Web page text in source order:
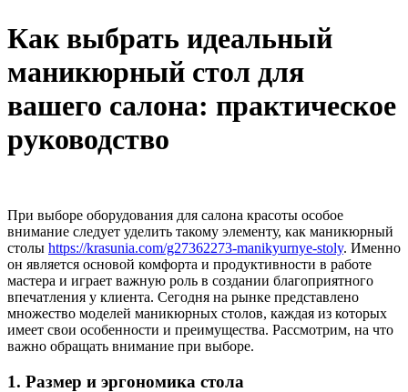
Как выбрать идеальный
маникюрный стол для
вашего салона: практическое
руководство
При выборе оборудования для салона красоты особое
внимание следует уделить такому элементу, как маникюрный
столы https://krasunia.com/g27362273-manikyurnye-stoly. Именно
он является основой комфорта и продуктивности в работе
мастера и играет важную роль в создании благоприятного
впечатления у клиента. Сегодня на рынке представлено
множество моделей маникюрных столов, каждая из которых
имеет свои особенности и преимущества. Рассмотрим, на что
важно обращать внимание при выборе.
1. Размер и эргономика стола